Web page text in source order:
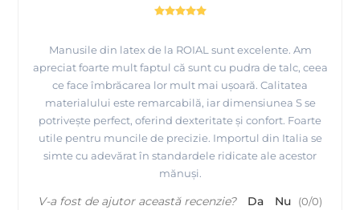
Manusile din latex de la ROIAL sunt excelente. Am
apreciat foarte mult faptul că sunt cu pudra de talc, ceea
ce face îmbrăcarea lor mult mai ușoară. Calitatea
materialului este remarcabilă, iar dimensiunea S se
potrivește perfect, oferind dexteritate și confort. Foarte
utile pentru muncile de precizie. Importul din Italia se
simte cu adevărat în standardele ridicate ale acestor
mănuși.
V-a fost de ajutor această recenzie? Da Nu (0/0)